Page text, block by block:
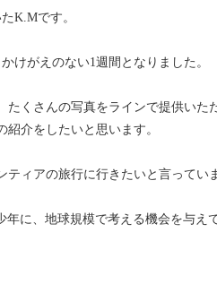
K.Mです。
けがえのない1週間となりました。
くさんの写真をラインで提供いた
介をしたいと思います。
ィアの旅行に行きたいと言ってい
に、地球規模で考える機会を与え